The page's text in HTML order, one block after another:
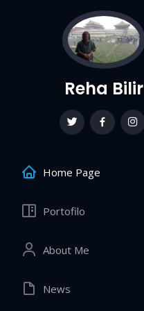
Reha Bilir
Home Page
Portofilo
About Me
News